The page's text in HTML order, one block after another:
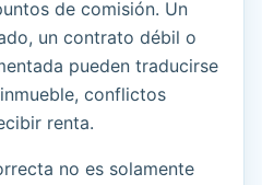
de comisión. Un
un contrato débil o
pueden traducirse
conflictos
renta.
no es solamente